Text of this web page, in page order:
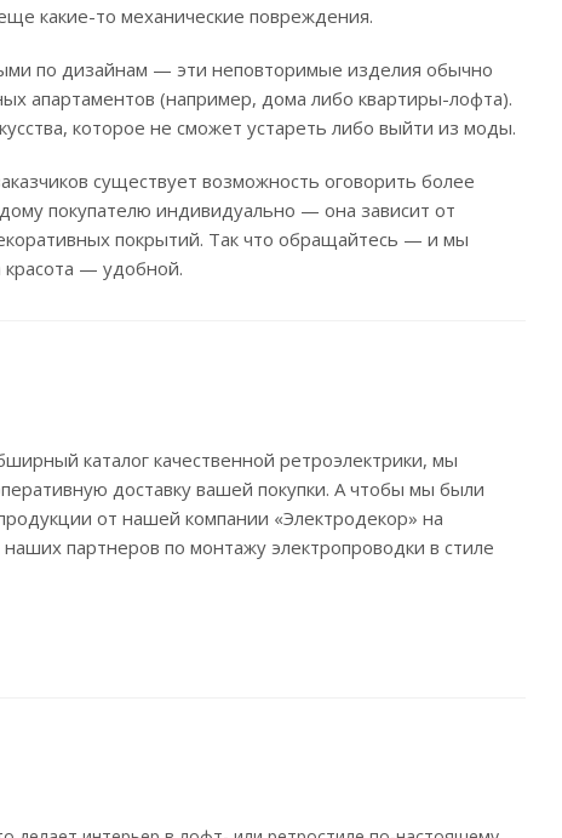
какие-то механические повреждения.
по дизайнам — эти неповторимые изделия обычно
апартаментов (например, дома либо квартиры-лофта).
которое не сможет устареть либо выйти из моды.
существует возможность оговорить более
покупателю индивидуально — она зависит от
покрытий. Так что обращайтесь — и мы
— удобной.
каталог качественной ретроэлектрики, мы
доставку вашей покупки. А чтобы мы были
от нашей компании «Электродекор» на
партнеров по монтажу электропроводки в стиле